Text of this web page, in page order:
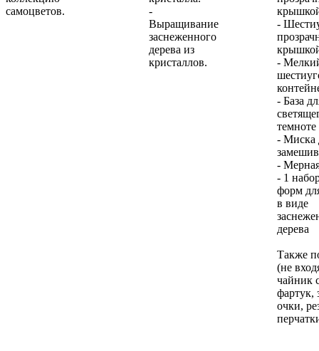
самоцветов.
-
Выращивание
заснеженного
дерева из
кристаллов.
-
-
- База
темноте
- Миска
-
- 1
форм
в виде
дерева
Также
(не
чайник
фартук,
очки,